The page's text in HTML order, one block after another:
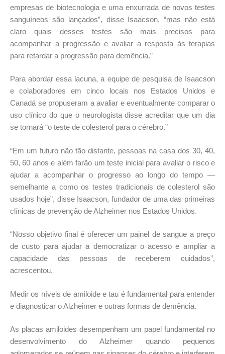
empresas de biotecnologia e uma enxurrada de novos testes
sanguíneos são lançados”, disse Isaacson, “mas não está
claro quais desses testes são mais precisos para
acompanhar a progressão e avaliar a resposta às terapias
para retardar a progressão para demência.”
Para abordar essa lacuna, a equipe de pesquisa de Isaacson
e colaboradores em cinco locais nos Estados Unidos e
Canadá se propuseram a avaliar e eventualmente comparar o
uso clínico do que o neurologista disse acreditar que um dia
se tornará “o teste de colesterol para o cérebro.”
“Em um futuro não tão distante, pessoas na casa dos 30, 40,
50, 60 anos e além farão um teste inicial para avaliar o risco e
ajudar a acompanhar o progresso ao longo do tempo —
semelhante a como os testes tradicionais de colesterol são
usados hoje”, disse Isaacson, fundador de uma das primeiras
clínicas de prevenção de Alzheimer nos Estados Unidos.
“Nosso objetivo final é oferecer um painel de sangue a preço
de custo para ajudar a democratizar o acesso e ampliar a
capacidade das pessoas de receberem cuidados”,
acrescentou.
Medir os níveis de amiloide e tau é fundamental para entender
e diagnosticar o Alzheimer e outras formas de demência.
As placas amiloides desempenham um papel fundamental no
desenvolvimento do Alzheimer quando pequenos